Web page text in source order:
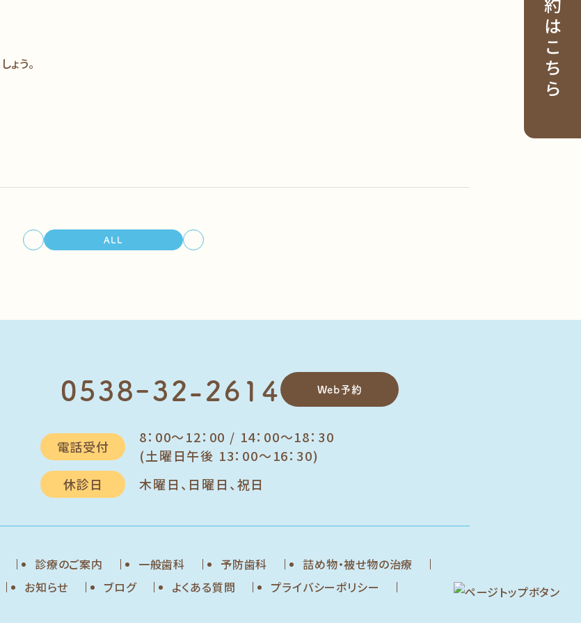
う。
ALL
0538ｰ32-2614 Web予約
電話受付
8：00～12：00 / 14：00～18：30
(土曜日午後 13：00～16：30)
休診日
木曜日、日曜日、祝日
診療のご案内 一般歯科 予防歯科
詰め物・被せ物の治療
お知らせ ブログ よくある質問 プライバシーポリシー